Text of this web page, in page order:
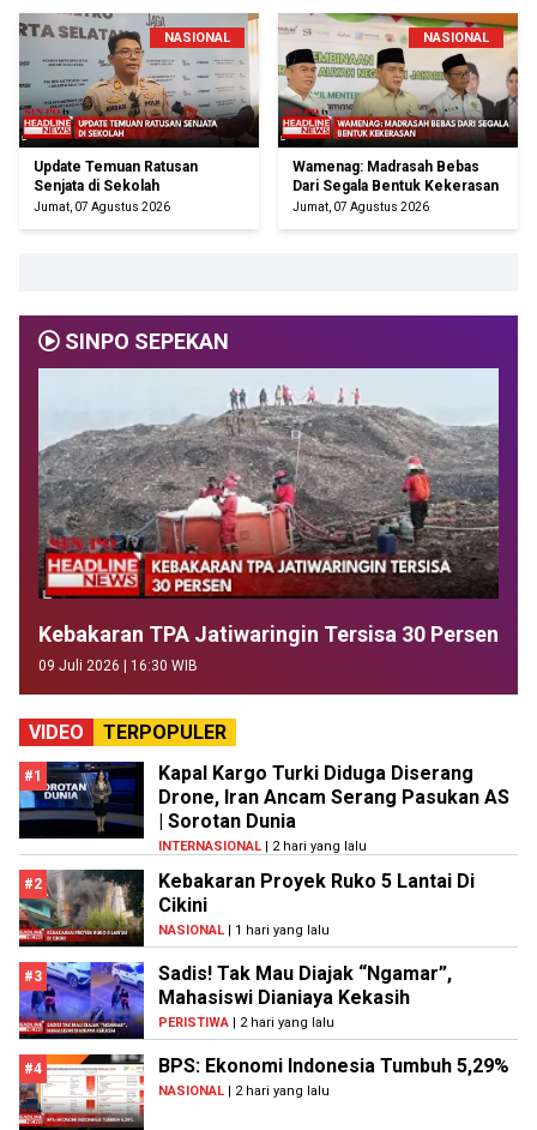
NASIONAL
Update Temuan Ratusan
Senjata di Sekolah
Jumat, 07 Agustus 2026
NASIONAL
Wamenag: Madrasah Bebas
Dari Segala Bentuk Kekerasan
Jumat, 07 Agustus 2026
SINPO SEPEKAN
Kebakaran TPA Jatiwaringin Tersisa 30 Persen
09 Juli 2026 | 16:30 WIB
VIDEO TERPOPULER
#1
Kapal Kargo Turki Diduga Diserang
Drone, Iran Ancam Serang Pasukan AS
| Sorotan Dunia
INTERNASIONAL | 2 hari yang lalu
#2
Kebakaran Proyek Ruko 5 Lantai Di
Cikini
NASIONAL | 1 hari yang lalu
#3
Sadis! Tak Mau Diajak “Ngamar”,
Mahasiswi Dianiaya Kekasih
PERISTIWA | 2 hari yang lalu
#4 BPS: Ekonomi Indonesia Tumbuh 5,29%
NASIONAL | 2 hari yang lalu